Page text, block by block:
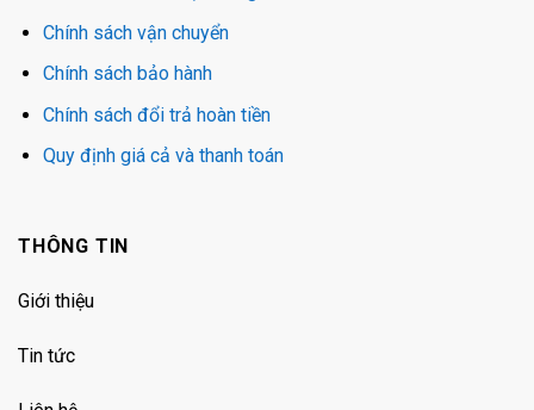
Chính sách vận chuyển
Chính sách bảo hành
Chính sách đổi trả hoàn tiền
Quy định giá cả và thanh toán
THÔNG TIN
Giới thiệu
Tin tức